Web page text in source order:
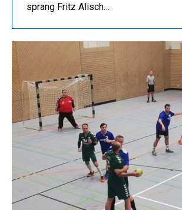
sprang Fritz Alisch…